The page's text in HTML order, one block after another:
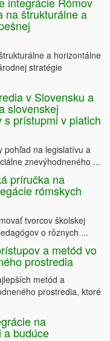
na štrukturálne a
a horizontálne
stratégie
v Slovensku a
slovenskej
prístupmi v piatich
pohľad na legislatívu a
znevýhodneného ...
príručka na
rómskych
tvorcov školskej
o rôznych ...
a metód vo
prostredia
metód a
prostredia, ktoré
na
a budúce